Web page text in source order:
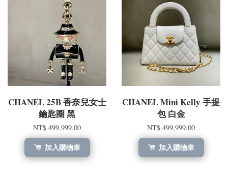
CHANEL 25B 香奈兒女士
鑰匙圈 黑
NT$ 499,999.00
加入購物車
CHANEL Mini Kelly 手提
包 白金
NT$ 499,999.00
加入購物車